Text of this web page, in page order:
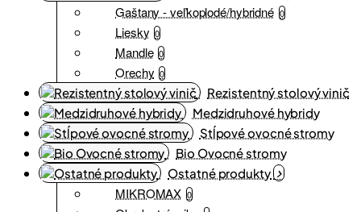
Gaštany - veľkoplodé/hybridné 0
Liesky 0
Mandle 0
Orechy 0
Rezistentný stolový vinič
Medzidruhové hybridy
Stĺpové ovocné stromy
Bio Ovocné stromy
Ostatné produkty
MIKROMAX 0